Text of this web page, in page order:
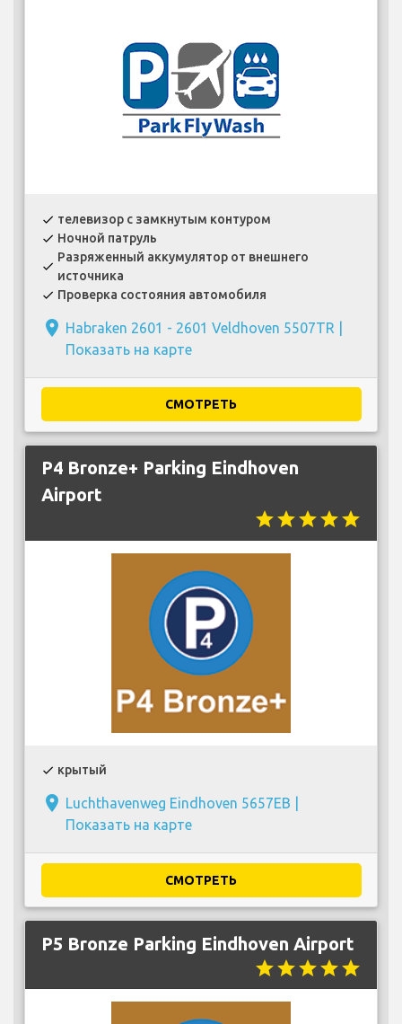
check телевизор с замкнутым контуром
check Ночной патруль
check
Разряженный аккумулятор от внешнего
источника
check Проверка состояния автомобиля
place Habraken 2601 - 2601 Veldhoven 5507TR |
Показать на карте
СМОТРЕТЬ
P4 Bronze+ Parking Eindhoven
Airport
starstarstarstarstar
check крытый
place Luchthavenweg Eindhoven 5657EB |
Показать на карте
СМОТРЕТЬ
P5 Bronze Parking Eindhoven Airport
starstarstarstarstar